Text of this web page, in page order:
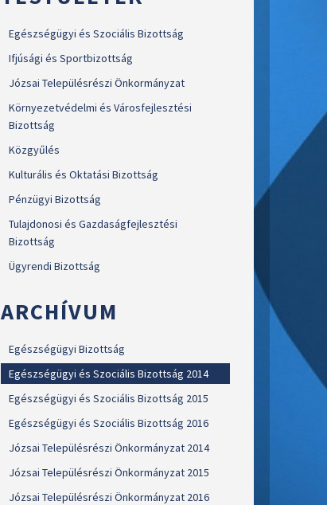
Egészségügyi és Szociális Bizottság
Ifjúsági és Sportbizottság
Józsai Településrészi Önkormányzat
Környezetvédelmi és Városfejlesztési
Bizottság
Közgyűlés
Kulturális és Oktatási Bizottság
Pénzügyi Bizottság
Tulajdonosi és Gazdaságfejlesztési
Bizottság
Ügyrendi Bizottság
ARCHÍVUM
Egészségügyi Bizottság
Egészségügyi és Szociális Bizottság 2014
Egészségügyi és Szociális Bizottság 2015
Egészségügyi és Szociális Bizottság 2016
Józsai Településrészi Önkormányzat 2014
Józsai Településrészi Önkormányzat 2015
Józsai Településrészi Önkormányzat 2016